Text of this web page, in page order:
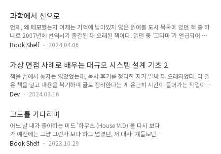
으면서 영화 '리틀 포레스트’가 생각나는 이 책은 참 몽글몽글한
느낌이다. 내가 마지막으로 서류가 아닌 종이에 무언가를 적어본
게 언제인지도 가물가물하다. 업무 다이어리도 아이패드에 사용
할 수 있는 터치펜이라는 물건을 한 10년 전에 손에 넣은 이후로
모든 노트 정리는 디지털로 바뀌었다. 역시 디지털이라 10년 전
다. 사족이 길었지만, 지금과 같이 키보드조차 낯설어지는 모바
일 시대에 손편..
과학에서 신으로
언제, 왜 메모했는지 이제는 기억에 남아있지 않은 읽어볼 도서 목록에 있던 책 중 하
나로 2007년에 번역서가 출간된 꽤 오래된 책이다. 읽던 중 '고타마’가 언급되어 작
년에 읽었던 '싯다르타’가 생각나면서 왠지 모르게 반가웠다. 제목에 '신’이 명시되어
주요 요소와, 의식이 어떻게 과학과 영혼의 연결고리가 될 수 있는지에 대한 내 견해
일 뿐이다. - 피터 러셀이 책의 제목으로 챕터 1의 제목인 '과학에서 의식으로’가 더
어울린다고 생각한다. '신', '영혼'보다 '의식', '마음’에 대한 접근이 주를 이룬다. 인간
이 언어를 사용하면서 얻는 이점이 서로의 지식을 공유하고 소통하면서 발전하는 것
에 있다고 막연히 이해하고 있었다..
Book Shelf 2024.04.06
가상 면접 사례로 배우는 대규모 시스템 설계 기초 2
책을 손에서 놓지는 않았었는데, 독서 후기를 정리한 지가 벌써 꽤 오래되었다. 다 읽
은 책을 덮고 내용을 복기하며 글로 정리한다는 게 은근히 시간이 들어가는 작업이긴
하다. 현재 회사로 이직할 때 디자인 인터뷰라는 다소 생소한 테크 인터뷰 과정을 지
관련된 기술 도서 하나를 개인적으로 추천하려고 한다. 코딩 테스트에는 많이들 익숙
하지만, 디자인 인터뷰는 아직 낯설어 하는 분들이 많다. 이 책이 많은 도움이 될 것이
라고 생각한다. 이 책은 2021년에 출간된 '가상 면접 사례로 배우는 대규모 시스템
설계 기초’ 도서에 이은 후속작으로 분량이 2배 정도 늘어난 것 같다. 전작은 시스템
아키텍처에 대한 가벼운 소개 정도로 추상화 ..
Dev 2024.03.16
고도를 기다리며
어느 날 내가 좋아하는 미드 '하우스 (House M.D)'를 다시 보다
가 예전에는 그냥 그런가 보다 하고 넘겼던, 저 대사 '걔들보단
고도가 빨리 올걸요.'의 컨텍스트가 궁금해졌다. 뉘앙스는 '쟤들
Book Shelf 2023.10.29